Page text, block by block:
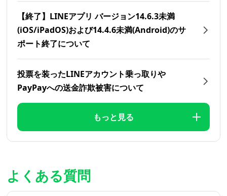
【終了】LINEアプリ バージョン14.6.3未満
(iOS/iPadOS)および14.4.6未満(Android)のサ
ポート終了について
投票を装ったLINEアカウント乗っ取りや
PayPayへの送金詐欺被害について
もっと見る
よくある質問